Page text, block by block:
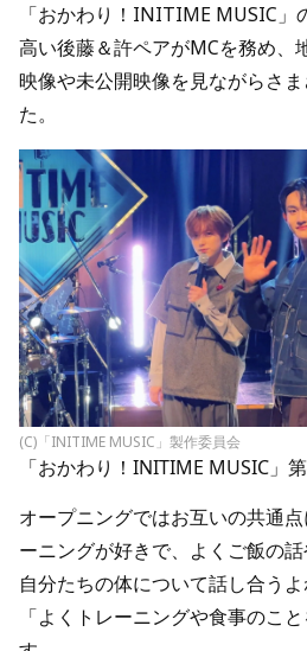
「おかわり！INITIME MUSIC」
高い後藤＆許ペアがMCを務め、
映像や未公開映像を見ながらさ
た。
(C)「INITIME MUSIC」製作委員会
「おかわり！INITIME MUSIC」
オープニングではお互いの共通
ーニングが好きで、よくご飯の話
自分たちの体について話し合う
「よくトレーニングや食事のこ